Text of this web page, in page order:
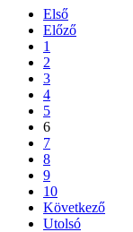
Első
Előző
1
2
3
4
5
6
7
8
9
10
Következő
Utolsó